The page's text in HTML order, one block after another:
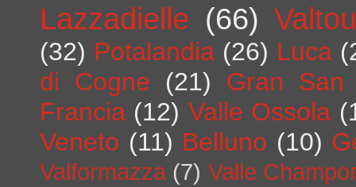
Lazzadielle (66)
(32) Potalandia (26) Luca
di Cogne
(21)
Gran San
Francia (12) Valle Ossola
Veneto (11) Belluno (10)
Valformazza (7) Valle